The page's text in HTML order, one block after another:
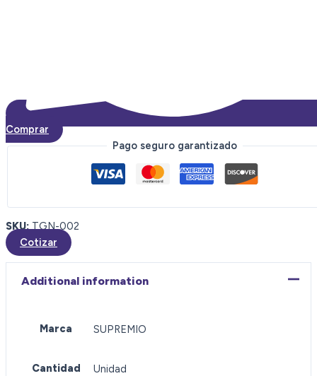
Comprar
Pago seguro garantizado
SKU: TGN-002
Cotizar
Additional information
Marca SUPREMIO
Cantidad Unidad